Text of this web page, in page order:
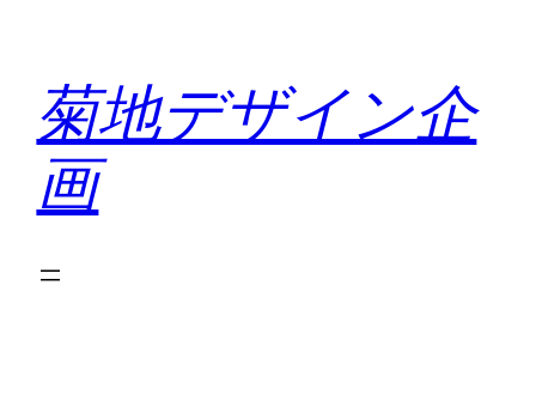
菊地デザイン企
画